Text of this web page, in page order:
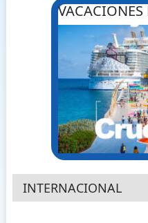
VACACIONES
INTERNACIONAL